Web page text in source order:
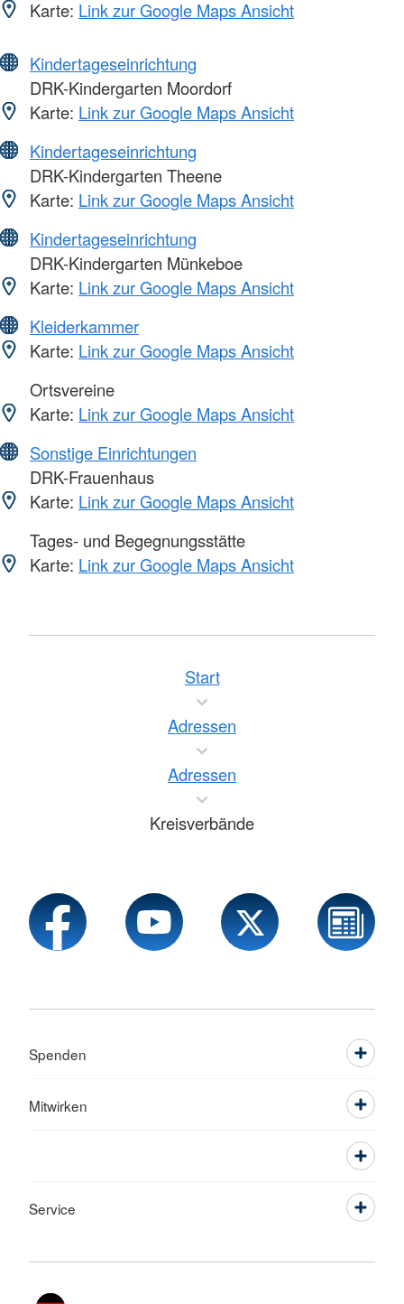
Karte: Link zur Google Maps Ansicht
Kindertageseinrichtung
DRK-Kindergarten Moordorf
Karte: Link zur Google Maps Ansicht
Kindertageseinrichtung
DRK-Kindergarten Theene
Karte: Link zur Google Maps Ansicht
Kindertageseinrichtung
DRK-Kindergarten Münkeboe
Karte: Link zur Google Maps Ansicht
Kleiderkammer
Karte: Link zur Google Maps Ansicht
Ortsvereine
Karte: Link zur Google Maps Ansicht
Sonstige Einrichtungen
DRK-Frauenhaus
Karte: Link zur Google Maps Ansicht
Tages- und Begegnungsstätte
Karte: Link zur Google Maps Ansicht
Start
Adressen
Adressen
Kreisverbände
Spenden
Mitwirken
Service
Sprache wechseln zu